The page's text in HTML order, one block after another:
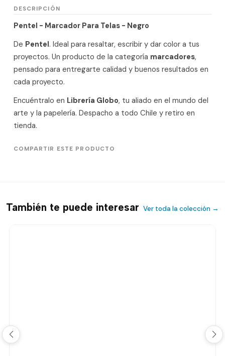
DESCRIPCIÓN
Pentel - Marcador Para Telas - Negro
De Pentel. Ideal para resaltar, escribir y dar color a tus
proyectos. Un producto de la categoría marcadores,
pensado para entregarte calidad y buenos resultados en
cada proyecto.
Encuéntralo en Librería Globo, tu aliado en el mundo del
arte y la papelería. Despacho a todo Chile y retiro en
tienda.
COMPARTIR ESTE PRODUCTO
También te puede interesar Ver toda la colección →